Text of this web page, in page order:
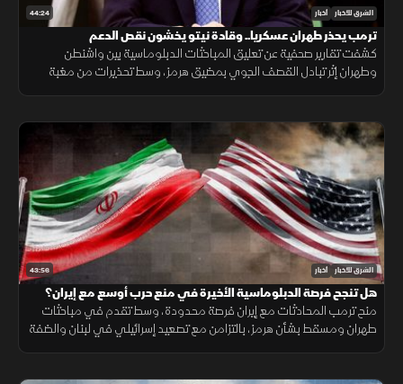
44:24 الشرق للأخبار أخبار
ترمب يحذر طهران عسكريا.. وقادة نيتو يخشون نقص الدعم
كشفت تقارير صحفية عن تعليق المباحثات الدبلوماسية بين واشنطن
وطهران إثر تبادل القصف الجوي بمضيق هرمز، وسط تحذيرات من مغبة
43:56 الشرق للأخبار أخبار
هل تنجح فرصة الدبلوماسية الأخيرة في منع حرب أوسع مع إيران؟
منح ترمب المحادثات مع إيران فرصة محدودة، وسط تقدم في مباحثات
طهران ومسقط بشأن هرمز، بالتزامن مع تصعيد إسرائيلي في لبنان والضفة